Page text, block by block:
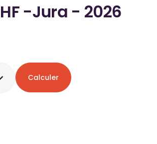
-Jura - 2026
Calculer